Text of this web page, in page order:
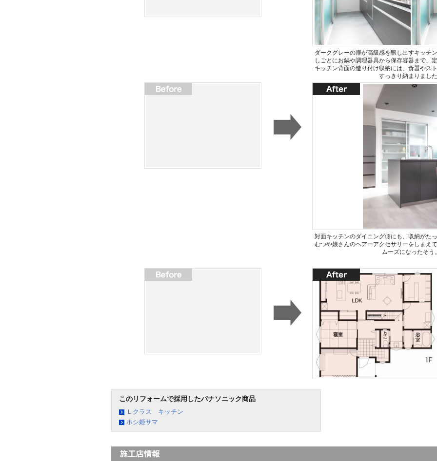
ダークグレーの扉が高級感を醸し出すキッチ
しごとにお鍋や調理器具から保存容器まで、
キッチン背面の造り付け収納には、食器やス
すっきり納まりまし
対面キッチンのダイニング側にも、収納がた
むつや娘さんのヘアーアクセサリーをしまえ
ムーズになったそう
このリフォームで採用したパナソニック商品
Ｌクラス キッチン
ホシ姫サマ